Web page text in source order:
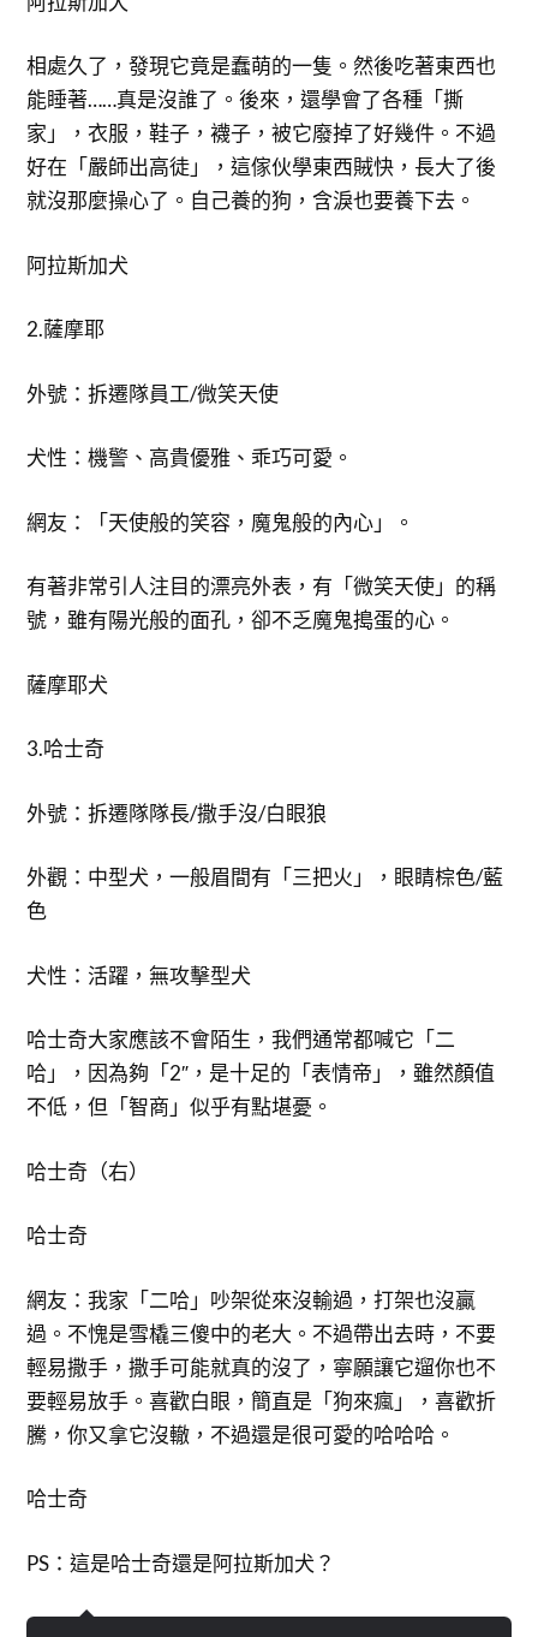
相處久了，發現它竟是蠢萌的一隻。然後吃著東西也
能睡著……真是沒誰了。後來，還學會了各種「撕
家」，衣服，鞋子，襪子，被它廢掉了好幾件。不過
好在「嚴師出高徒」，這傢伙學東西賊快，長大了後
就沒那麼操心了。自己養的狗，含淚也要養下去。
阿拉斯加犬
2.薩摩耶
外號：拆遷隊員工/微笑天使
犬性：機警、高貴優雅、乖巧可愛。
網友：「天使般的笑容，魔鬼般的內心」。
有著非常引人注目的漂亮外表，有「微笑天使」的稱
號，雖有陽光般的面孔，卻不乏魔鬼搗蛋的心。
薩摩耶犬
3.哈士奇
外號：拆遷隊隊長/撒手沒/白眼狼
外觀：中型犬，一般眉間有「三把火」，眼睛棕色/藍
色
犬性：活躍，無攻擊型犬
哈士奇大家應該不會陌生，我們通常都喊它「二
哈」，因為夠「2″，是十足的「表情帝」，雖然顏值
不低，但「智商」似乎有點堪憂。
哈士奇（右）
哈士奇
網友：我家「二哈」吵架從來沒輸過，打架也沒贏
過。不愧是雪橇三傻中的老大。不過帶出去時，不要
輕易撒手，撒手可能就真的沒了，寧願讓它遛你也不
要輕易放手。喜歡白眼，簡直是「狗來瘋」，喜歡折
騰，你又拿它沒轍，不過還是很可愛的哈哈哈。
哈士奇
PS：這是哈士奇還是阿拉斯加犬？